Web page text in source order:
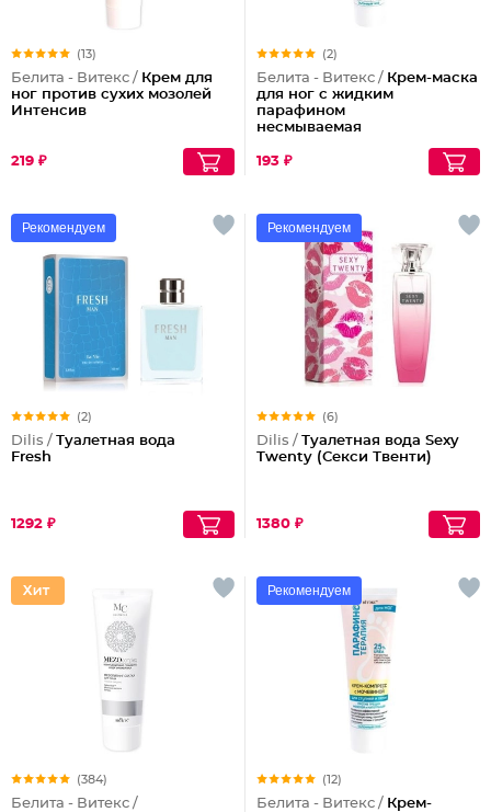
(13)
Белита - Витекс / Крем для
ног против сухих мозолей
Интенсив
219 ₽
(2)
Белита - Витекс / Крем-маска
для ног с жидким
парафином
несмываемая
193 ₽
Рекомендуем
(2)
Dilis / Туалетная вода
Fresh
1292 ₽
Рекомендуем
(6)
Dilis / Туалетная вода Sexy
Twenty (Секси Твенти)
1380 ₽
(384)
Белита - Витекс /
Рекомендуем
(12)
Белита - Витекс / Крем-